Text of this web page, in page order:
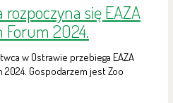
rozpoczyna się EAZA
Forum 2024.
w Ostrawie przebiega EAZA
2024. Gospodarzem jest Zoo